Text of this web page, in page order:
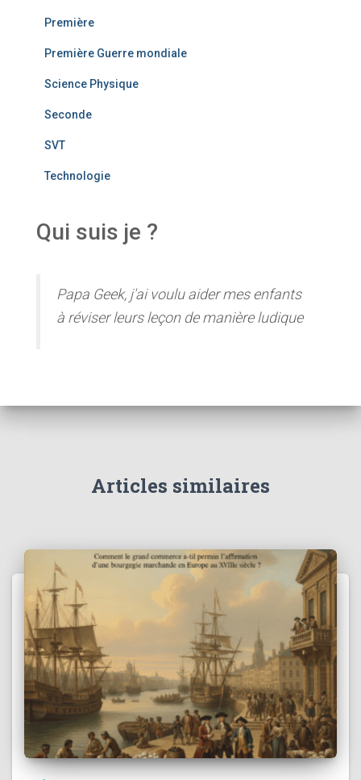
Première
Première Guerre mondiale
Science Physique
Seconde
SVT
Technologie
Qui suis je ?
Papa Geek, j'ai voulu aider mes enfants
à réviser leurs leçon de manière ludique
Articles similaires